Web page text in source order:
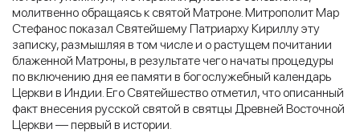
молитвенно обращаясь к святой Матроне. Митрополит Мар
Стефанос показал Святейшему Патриарху Кириллу эту
записку, размышляя в том числе и о растущем почитании
блаженной Матроны, в результате чего начаты процедуры
по включению дня ее памяти в богослужебный календарь
Церкви в Индии. Его Святейшество отметил, что описанный
факт внесения русской святой в святцы Древней Восточной
Церкви — первый в истории.